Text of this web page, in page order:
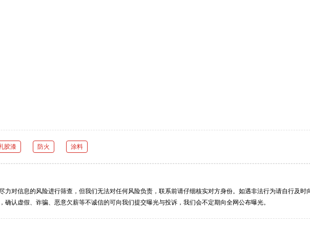
胶漆 防火 涂料
力对信息的风险进行筛查，但我们无法对任何风险负责，联系前请仔细核实对方身份。如遇非法行为请自行及时
确认虚假、诈骗、恶意欠薪等不诚信的可向我们提交曝光与投诉，我们会不定期向全网公布曝光。